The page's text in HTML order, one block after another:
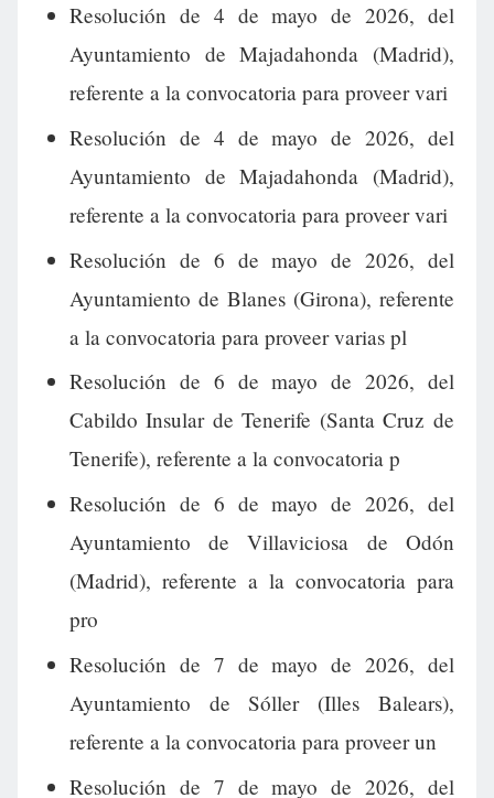
Resolución de 4 de mayo de 2026, del
Ayuntamiento de Majadahonda (Madrid),
referente a la convocatoria para proveer vari
Resolución de 4 de mayo de 2026, del
Ayuntamiento de Majadahonda (Madrid),
referente a la convocatoria para proveer vari
Resolución de 6 de mayo de 2026, del
Ayuntamiento de Blanes (Girona), referente
a la convocatoria para proveer varias pl
Resolución de 6 de mayo de 2026, del
Cabildo Insular de Tenerife (Santa Cruz de
Tenerife), referente a la convocatoria p
Resolución de 6 de mayo de 2026, del
Ayuntamiento de Villaviciosa de Odón
(Madrid), referente a la convocatoria para
pro
Resolución de 7 de mayo de 2026, del
Ayuntamiento de Sóller (Illes Balears),
referente a la convocatoria para proveer un
Resolución de 7 de mayo de 2026, del